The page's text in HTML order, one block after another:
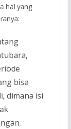
hal yang
bisa
dimana isi